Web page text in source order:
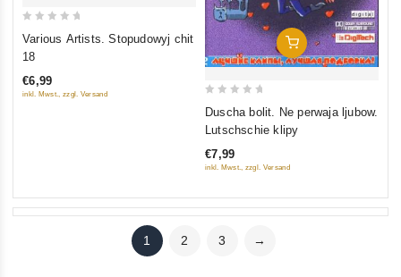
5
Various Artists. Stopudowyj chit
18
€6,99
inkl. Mwst., zzgl. Versand
In Den Warenkorb
5
Duscha bolit. Ne perwaja ljubow.
Lutschschie klipy
€7,99
inkl. Mwst., zzgl. Versand
1 2 3 →